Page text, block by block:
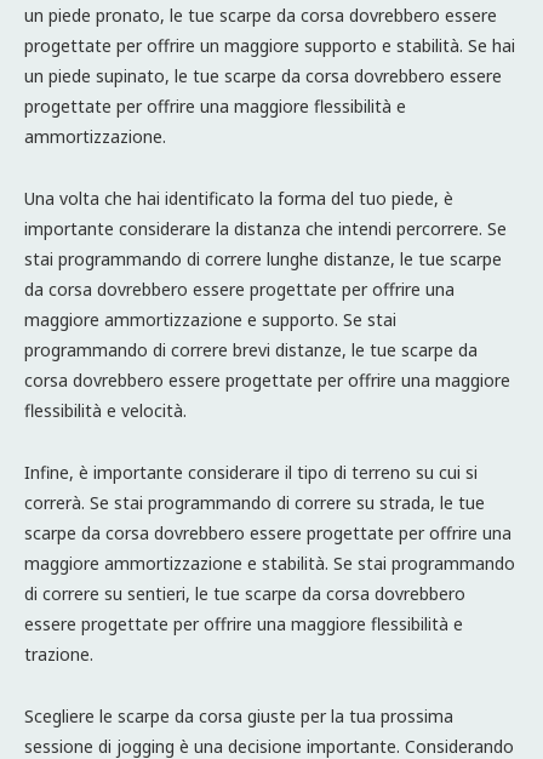
un piede pronato, le tue scarpe da corsa dovrebbero essere
progettate per offrire un maggiore supporto e stabilità. Se hai
un piede supinato, le tue scarpe da corsa dovrebbero essere
progettate per offrire una maggiore flessibilità e
ammortizzazione.
Una volta che hai identificato la forma del tuo piede, è
importante considerare la distanza che intendi percorrere. Se
stai programmando di correre lunghe distanze, le tue scarpe
da corsa dovrebbero essere progettate per offrire una
maggiore ammortizzazione e supporto. Se stai
programmando di correre brevi distanze, le tue scarpe da
corsa dovrebbero essere progettate per offrire una maggiore
flessibilità e velocità.
Infine, è importante considerare il tipo di terreno su cui si
correrà. Se stai programmando di correre su strada, le tue
scarpe da corsa dovrebbero essere progettate per offrire una
maggiore ammortizzazione e stabilità. Se stai programmando
di correre su sentieri, le tue scarpe da corsa dovrebbero
essere progettate per offrire una maggiore flessibilità e
trazione.
Scegliere le scarpe da corsa giuste per la tua prossima
sessione di jogging è una decisione importante. Considerando